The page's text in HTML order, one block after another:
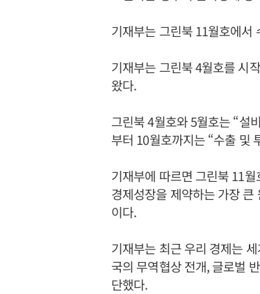
기재부는 그린북 11월호에서
기재부는 그린북 4월호를 시
왔다.
그린북 4월호와 5월호는 “설
부터 10월호까지는 “수출 및
기재부에 따르면 그린북 11
경제성장을 제약하는 가장
이다.
기재부는 최근 우리 경제는
국의 무역협상 전개, 글로벌
단했다.